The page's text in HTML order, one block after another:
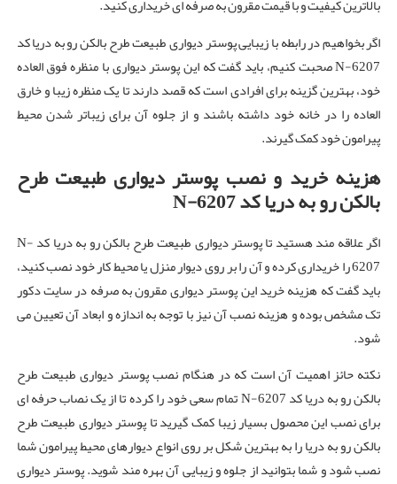
بالاترین کیفیت و با قیمت مقرون به صرفه ای خریداری کنید.
اگر بخواهیم در رابطه با زیبایی پوستر دیواری طبیعت طرح بالکن رو به دریا کد
N-6207 صحبت کنیم، باید گفت که این پوستر دیواری با منظره فوق العاده
خود، بهترین گزینه برای افرادی است که قصد دارند تا یک منظره زیبا و خارق
العاده را در خانه خود داشته باشند و از جلوه آن برای زیباتر شدن محیط
پیرامون خود کمک گیرند.
هزینه خرید و نصب پوستر دیواری طبیعت طرح
بالکن رو به دریا کد N-6207
اگر علاقه مند هستید تا پوستر دیواری طبیعت طرح بالکن رو به دریا کد N-
6207 را خریداری کرده و آن را بر روی دیوار منزل یا محیط کار خود نصب کنید،
باید گفت که هزینه خرید این پوستر دیواری مقرون به صرفه در سایت دکور
تک مشخص بوده و هزینه نصب آن نیز با توجه به اندازه و ابعاد آن تعیین می
شود.
نکته حائز اهمیت آن است که در هنگام نصب پوستر دیواری طبیعت طرح
بالکن رو به دریا کد N-6207 تمام سعی خود را کرده تا از یک نصاب حرفه ای
برای نصب این محصول بسیار زیبا کمک گیرید تا پوستر دیواری طبیعت طرح
بالکن رو به دریا را به بهترین شکل بر روی انواع دیوارهای محیط پیرامون شما
نصب شود و شما بتوانید از جلوه و زیبایی آن بهره مند شوید. پوستر دیواری